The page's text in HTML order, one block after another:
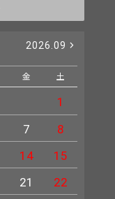
2026.09
金 土
1
7
8
14
15
21
22